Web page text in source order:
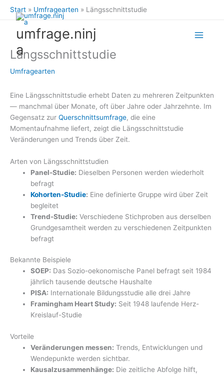
Inhalt
springenumfrage.ninj
a
Start Umfragearten Längsschnittstudie
Längsschnittstudie
Umfragearten
Eine Längsschnittstudie erhebt Daten zu mehreren Zeitpunkten
— manchmal über Monate, oft über Jahre oder Jahrzehnte. Im
Gegensatz zur Querschnittsumfrage, die eine
Momentaufnahme liefert, zeigt die Längsschnittstudie
Veränderungen und Trends über Zeit.
Arten von Längsschnittstudien
Panel-Studie: Dieselben Personen werden wiederholt
befragt
Kohorten-Studie: Eine definierte Gruppe wird über Zeit
begleitet
Trend-Studie: Verschiedene Stichproben aus derselben
Grundgesamtheit werden zu verschiedenen Zeitpunkten
befragt
Bekannte Beispiele
SOEP: Das Sozio-oekonomische Panel befragt seit 1984
jährlich tausende deutsche Haushalte
PISA: Internationale Bildungsstudie alle drei Jahre
Framingham Heart Study: Seit 1948 laufende Herz-
Kreislauf-Studie
Vorteile
Veränderungen messen: Trends, Entwicklungen und
Wendepunkte werden sichtbar.
Kausalzusammenhänge: Die zeitliche Abfolge hilft,